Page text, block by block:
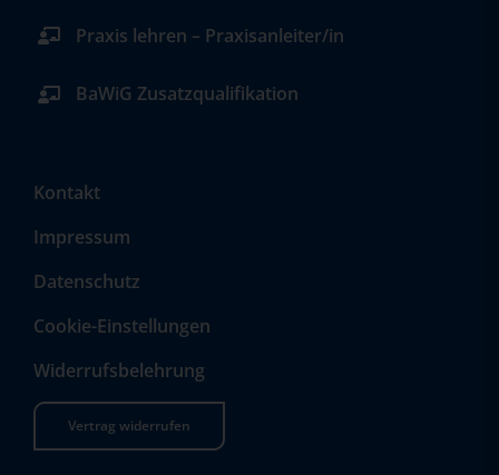
Praxis lehren – Praxisanleiter/in
BaWiG Zusatzqualifikation
Kontakt
Impressum
Datenschutz
Cookie-Einstellungen
Widerrufsbelehrung
Vertrag widerrufen